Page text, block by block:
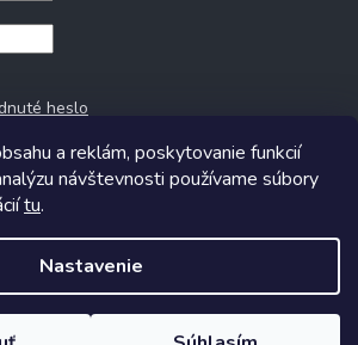
a reklám, poskytovanie funkcií
návštevnosti používame súbory
tu.
Nastavenie
heslo
Upraviť